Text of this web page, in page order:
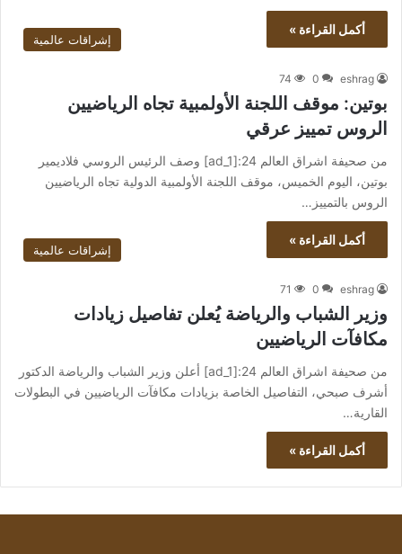
أكمل القراءة »
إشراقات عالمية
eshrag
0
74
بوتين: موقف اللجنة الأولمبية تجاه الرياضيين
الروس تمييز عرقي
من صحيفة اشراق العالم 24:[ad_1] وصف الرئيس الروسي فلاديمير
بوتين، اليوم الخميس، موقف اللجنة الأولمبية الدولية تجاه الرياضيين
الروس بالتمييز…
أكمل القراءة »
إشراقات عالمية
eshrag
0
71
وزير الشباب والرياضة يُعلن تفاصيل زيادات
مكافآت الرياضيين
من صحيفة اشراق العالم 24:[ad_1] أعلن وزير الشباب والرياضة الدكتور
أشرف صبحي، التفاصيل الخاصة بزيادات مكافآت الرياضيين في البطولات
القارية…
أكمل القراءة »